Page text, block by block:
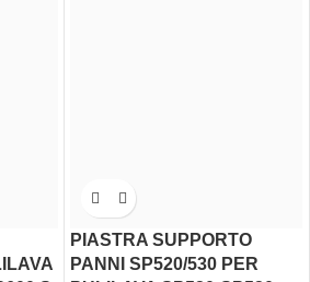
PIASTRA SUPPORTO
PANNI SP520/530 PER